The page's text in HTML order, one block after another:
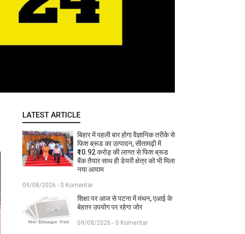
LATEST ARTICLE
बिहार में पहली बार होगा वैज्ञानिक तरीके से
फिश ब्रूड का उत्पादन, सीतामढ़ी में
₹10.92 करोड़ की लागत से फिश ब्रूड
बैंक तैयार साथ ही डेयरी क्षेत्र को भी मिला
नया आयाम
09/08/2026 - 0 Komentar
शिक्षा पर आज से पटना में मंथन, एआई के
बेहतर उपयोग पर रहेगा जोर
09/08/2026 - 0 Komentar